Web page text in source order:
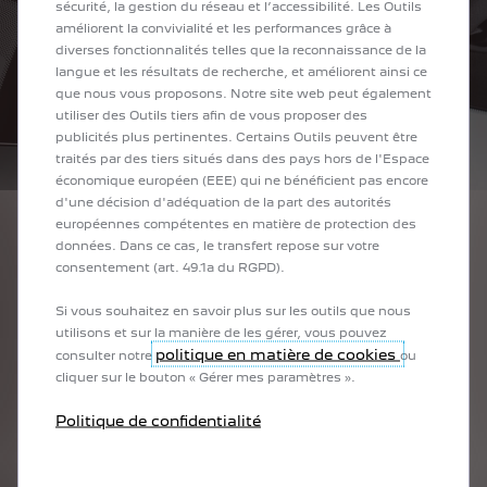
L’ASSISTANCE DEPUIS
VOTRE VOITURE
En cas d’accident, de panne ou d’incident, bénéficiez de
l’appel d’urgence automatique et géolocalisé qui vous
assure une intervention rapide et efficace.
appel d’urgence sans aucune intervention de votre part. En
cas de panne ou d’incident, vous pouvez contacter Peugeot
sécurité, la gestion du réseau et l’accessibilité. Les Outils
améliorent la convivialité et les performances grâce à
diverses fonctionnalités telles que la reconnaissance de la
langue et les résultats de recherche, et améliorent ainsi ce
que nous vous proposons. Notre site web peut également
utiliser des Outils tiers afin de vous proposer des
publicités plus pertinentes. Certains Outils peuvent être
traités par des tiers situés dans des pays hors de l'Espace
économique européen (EEE) qui ne bénéficient pas encore
d'une décision d'adéquation de la part des autorités
européennes compétentes en matière de protection des
données. Dans ce cas, le transfert repose sur votre
consentement (art. 49.1a du RGPD).
Si vous souhaitez en savoir plus sur les outils que nous
utilisons et sur la manière de les gérer, vous pouvez
consulter notre politique en matière de cookies ou
cliquer sur le bouton « Gérer mes paramètres ».
Politique de confidentialité